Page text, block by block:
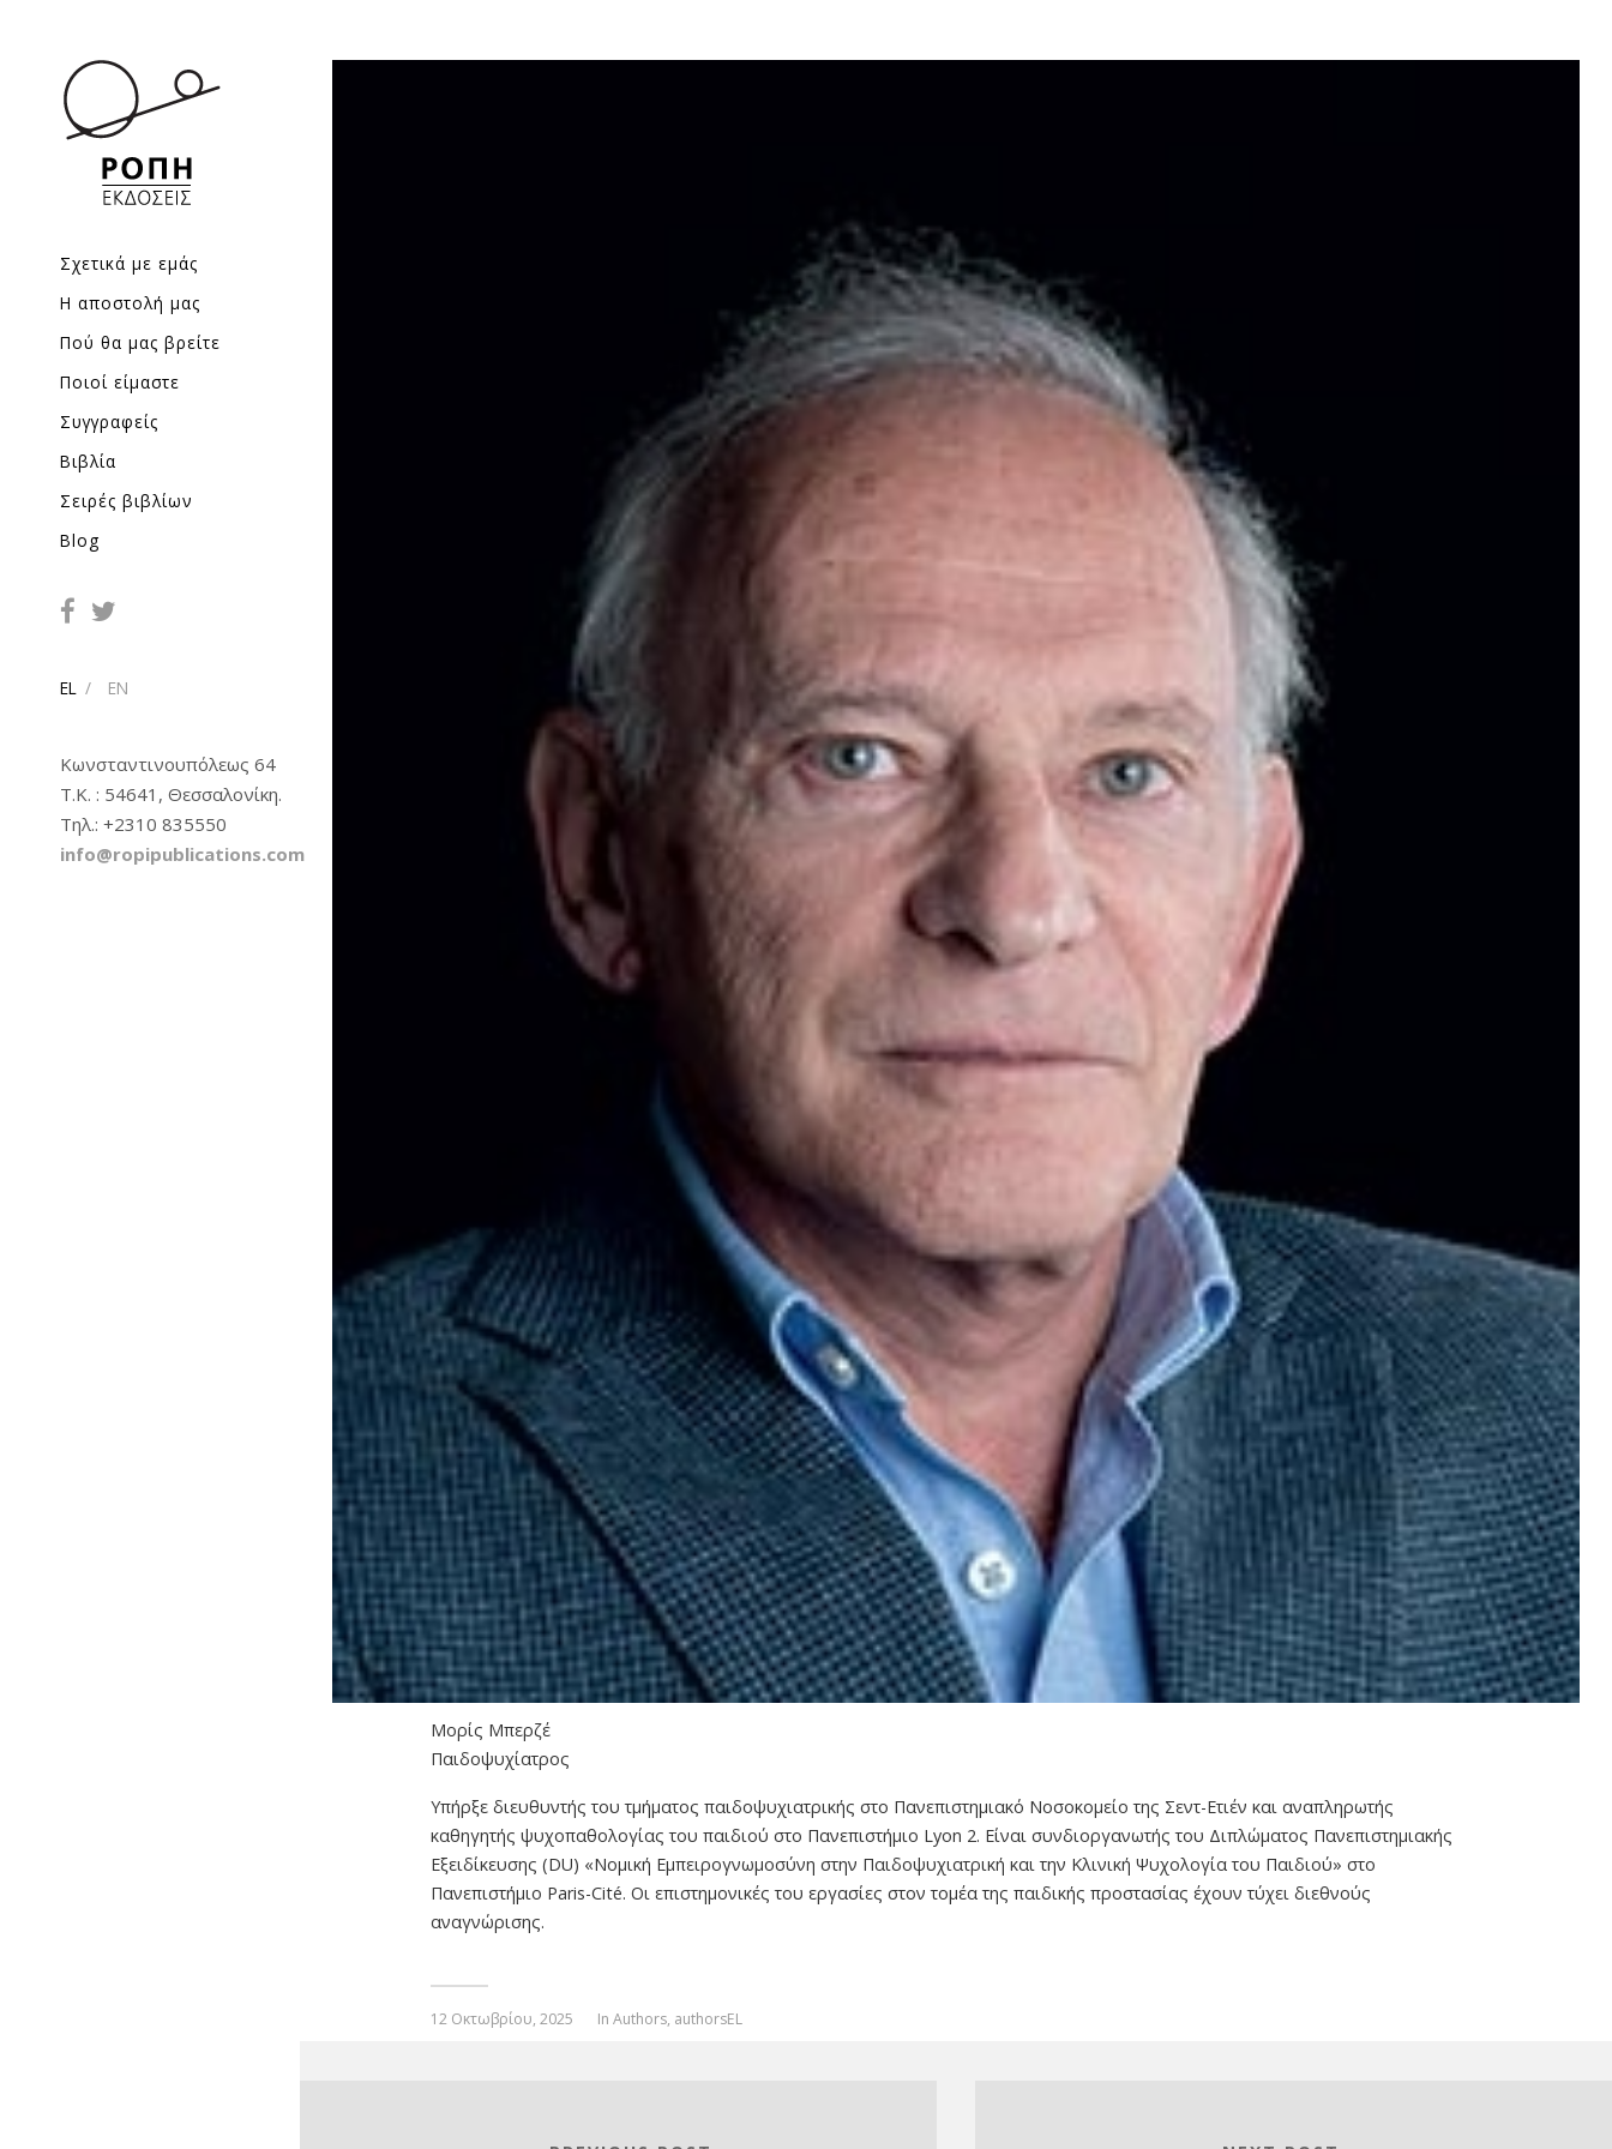
Σχετικά με εμάς
Η αποστολή μας
Πού θα μας βρείτε
Ποιοί είμαστε
Συγγραφείς
Βιβλία
Σειρές βιβλίων
Blog
EL EN
Κωνσταντινουπόλεως 64
Τ.Κ. : 54641, Θεσσαλονίκη.
Tηλ.: +2310 835550
info@ropipublications.com
Μορίς Μπερζέ
Παιδοψυχίατρος
Υπήρξε διευθυντής του τμήματος παιδοψυχιατρικής στο Πανεπιστημιακό Νοσοκομείο της Σεντ-Ετιέν και αναπληρωτής
καθηγητής ψυχοπαθολογίας του παιδιού στο Πανεπιστήμιο Lyon 2. Είναι συνδιοργανωτής του Διπλώματος Πανεπιστημιακής
Εξειδίκευσης (DU) «Νομική Εμπειρογνωμοσύνη στην Παιδοψυχιατρική και την Κλινική Ψυχολογία του Παιδιού» στο
Πανεπιστήμιο Paris-Cité. Οι επιστημονικές του εργασίες στον τομέα της παιδικής προστασίας έχουν τύχει διεθνούς
αναγνώρισης.
12 Οκτωβρίου, 2025 InAuthors, authorsEL